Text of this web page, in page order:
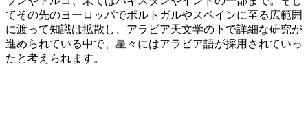
てその先のヨーロッパでポルトガルやスペインに至る広範囲
に渡って知識は拡散し、アラビア天文学の下で詳細な研究が
進められている中で、星々にはアラビア語が採用されていっ
たと考えられます。